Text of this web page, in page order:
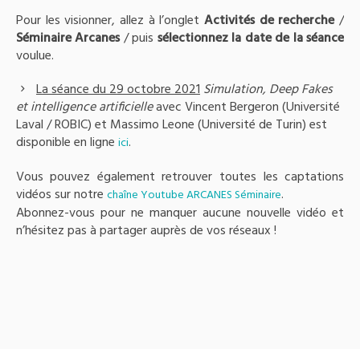
Pour les visionner, allez à l’onglet Activités de recherche/
Séminaire Arcanes/ puis sélectionnez la date de la séance
voulue.
La séance du 29 octobre 2021Simulation, Deep Fakes
et intelligence artificielleavec Vincent Bergeron (Université
Laval / ROBIC) et Massimo Leone (Université de Turin) est
disponible en ligne ici.
Vous pouvez également retrouver toutes les captations
vidéos sur notre chaîne Youtube ARCANES Séminaire.
Abonnez-vous pour ne manquer aucune nouvelle vidéo et
n’hésitez pas à partager auprès de vos réseaux !